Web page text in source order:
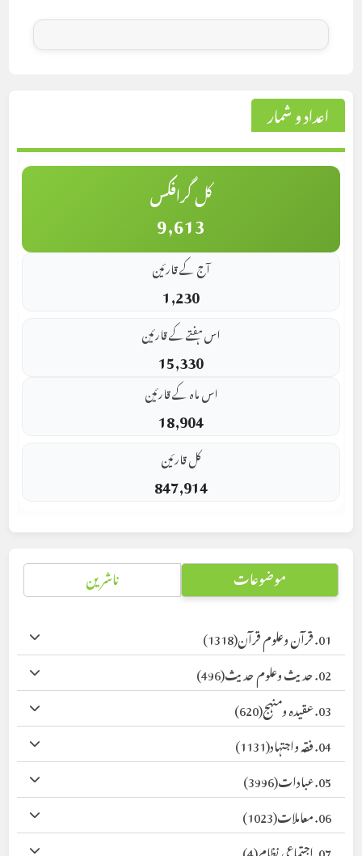
اعداد و شمار
کل گرافکس
9,613
آج کے قارئین
1,230
اس ہفتے کے قارئین
15,330
اس ماہ کے قارئین
18,904
کل قارئین
847,914
موضوعات ناشرین
01. قرآن وعلوم قرآن
(1318)
02. حدیث وعلوم حدیث
(496)
03. عقیدہ ومنہج
(620)
04. فقہ واجتہاد
(1131)
05. عبادات
(3996)
06. معاملات
(1023)